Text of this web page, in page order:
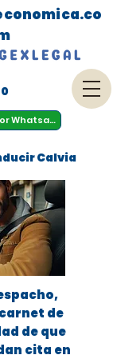
Haga su consulta GRATIS por Whatsapp
menu
Calvia
de
de que
cita en